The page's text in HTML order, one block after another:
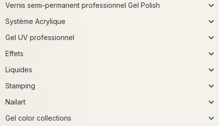
Vernis semi-permanent professionnel Gel Polish
Système Acrylique
Gel UV professionnel
Effets
Liquides
Stamping
Nailart
Gel color collections